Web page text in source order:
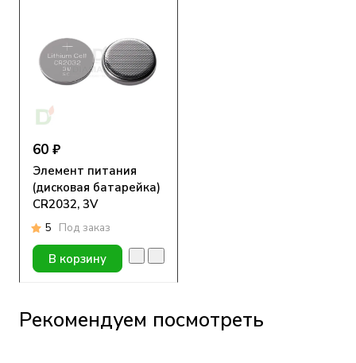
60 ₽
Элемент питания
(дисковая батарейка)
CR2032, 3V
5 Под заказ
В корзину
Рекомендуем посмотреть